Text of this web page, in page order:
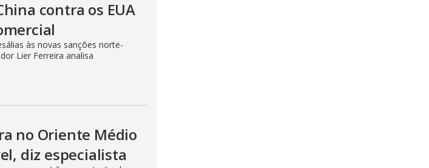
contra os EUA
às novas sanções norte-
Lier Ferreira analisa
no Oriente Médio
diz especialista